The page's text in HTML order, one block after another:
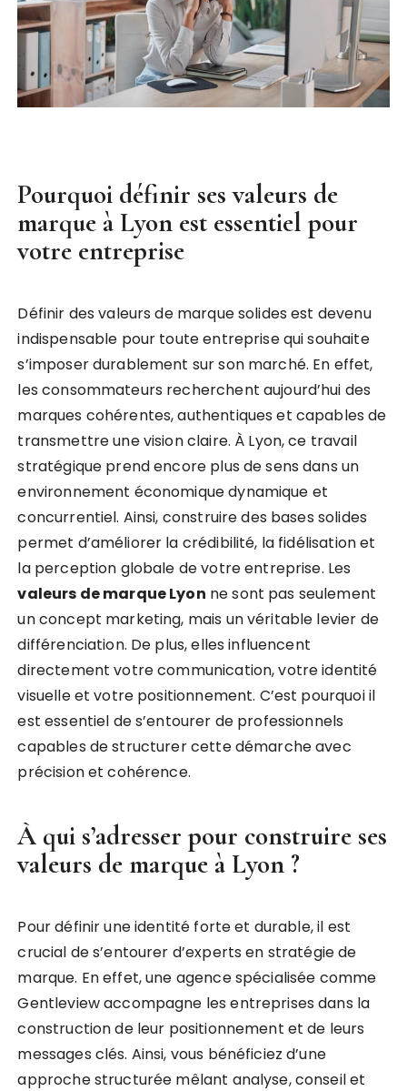
Pourquoi définir ses valeurs de
marque à Lyon est essentiel pour
votre entreprise
Définir des valeurs de marque solides est devenu
indispensable pour toute entreprise qui souhaite
s’imposer durablement sur son marché. En effet,
les consommateurs recherchent aujourd’hui des
marques cohérentes, authentiques et capables de
transmettre une vision claire. À Lyon, ce travail
stratégique prend encore plus de sens dans un
environnement économique dynamique et
concurrentiel. Ainsi, construire des bases solides
permet d’améliorer la crédibilité, la fidélisation et
la perception globale de votre entreprise. Les
valeurs de marque Lyon ne sont pas seulement
un concept marketing, mais un véritable levier de
différenciation. De plus, elles influencent
directement votre communication, votre identité
visuelle et votre positionnement. C’est pourquoi il
est essentiel de s’entourer de professionnels
capables de structurer cette démarche avec
précision et cohérence.
À qui s’adresser pour construire ses
valeurs de marque à Lyon ?
Pour définir une identité forte et durable, il est
crucial de s’entourer d’experts en stratégie de
marque. En effet, une agence spécialisée comme
Gentleview accompagne les entreprises dans la
construction de leur positionnement et de leurs
messages clés. Ainsi, vous bénéficiez d’une
approche structurée mêlant analyse, conseil et